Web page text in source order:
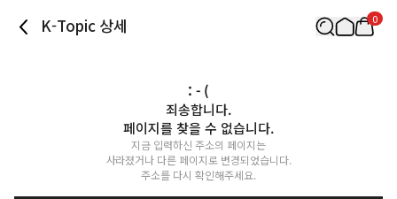
K-Topic 상세 0
: - (
죄송합니다.
페이지를 찾을 수 없습니다.
지금 입력하신 주소의 페이지는
사라졌거나 다른 페이지로 변경되었습니다.
주소를 다시 확인해주세요.